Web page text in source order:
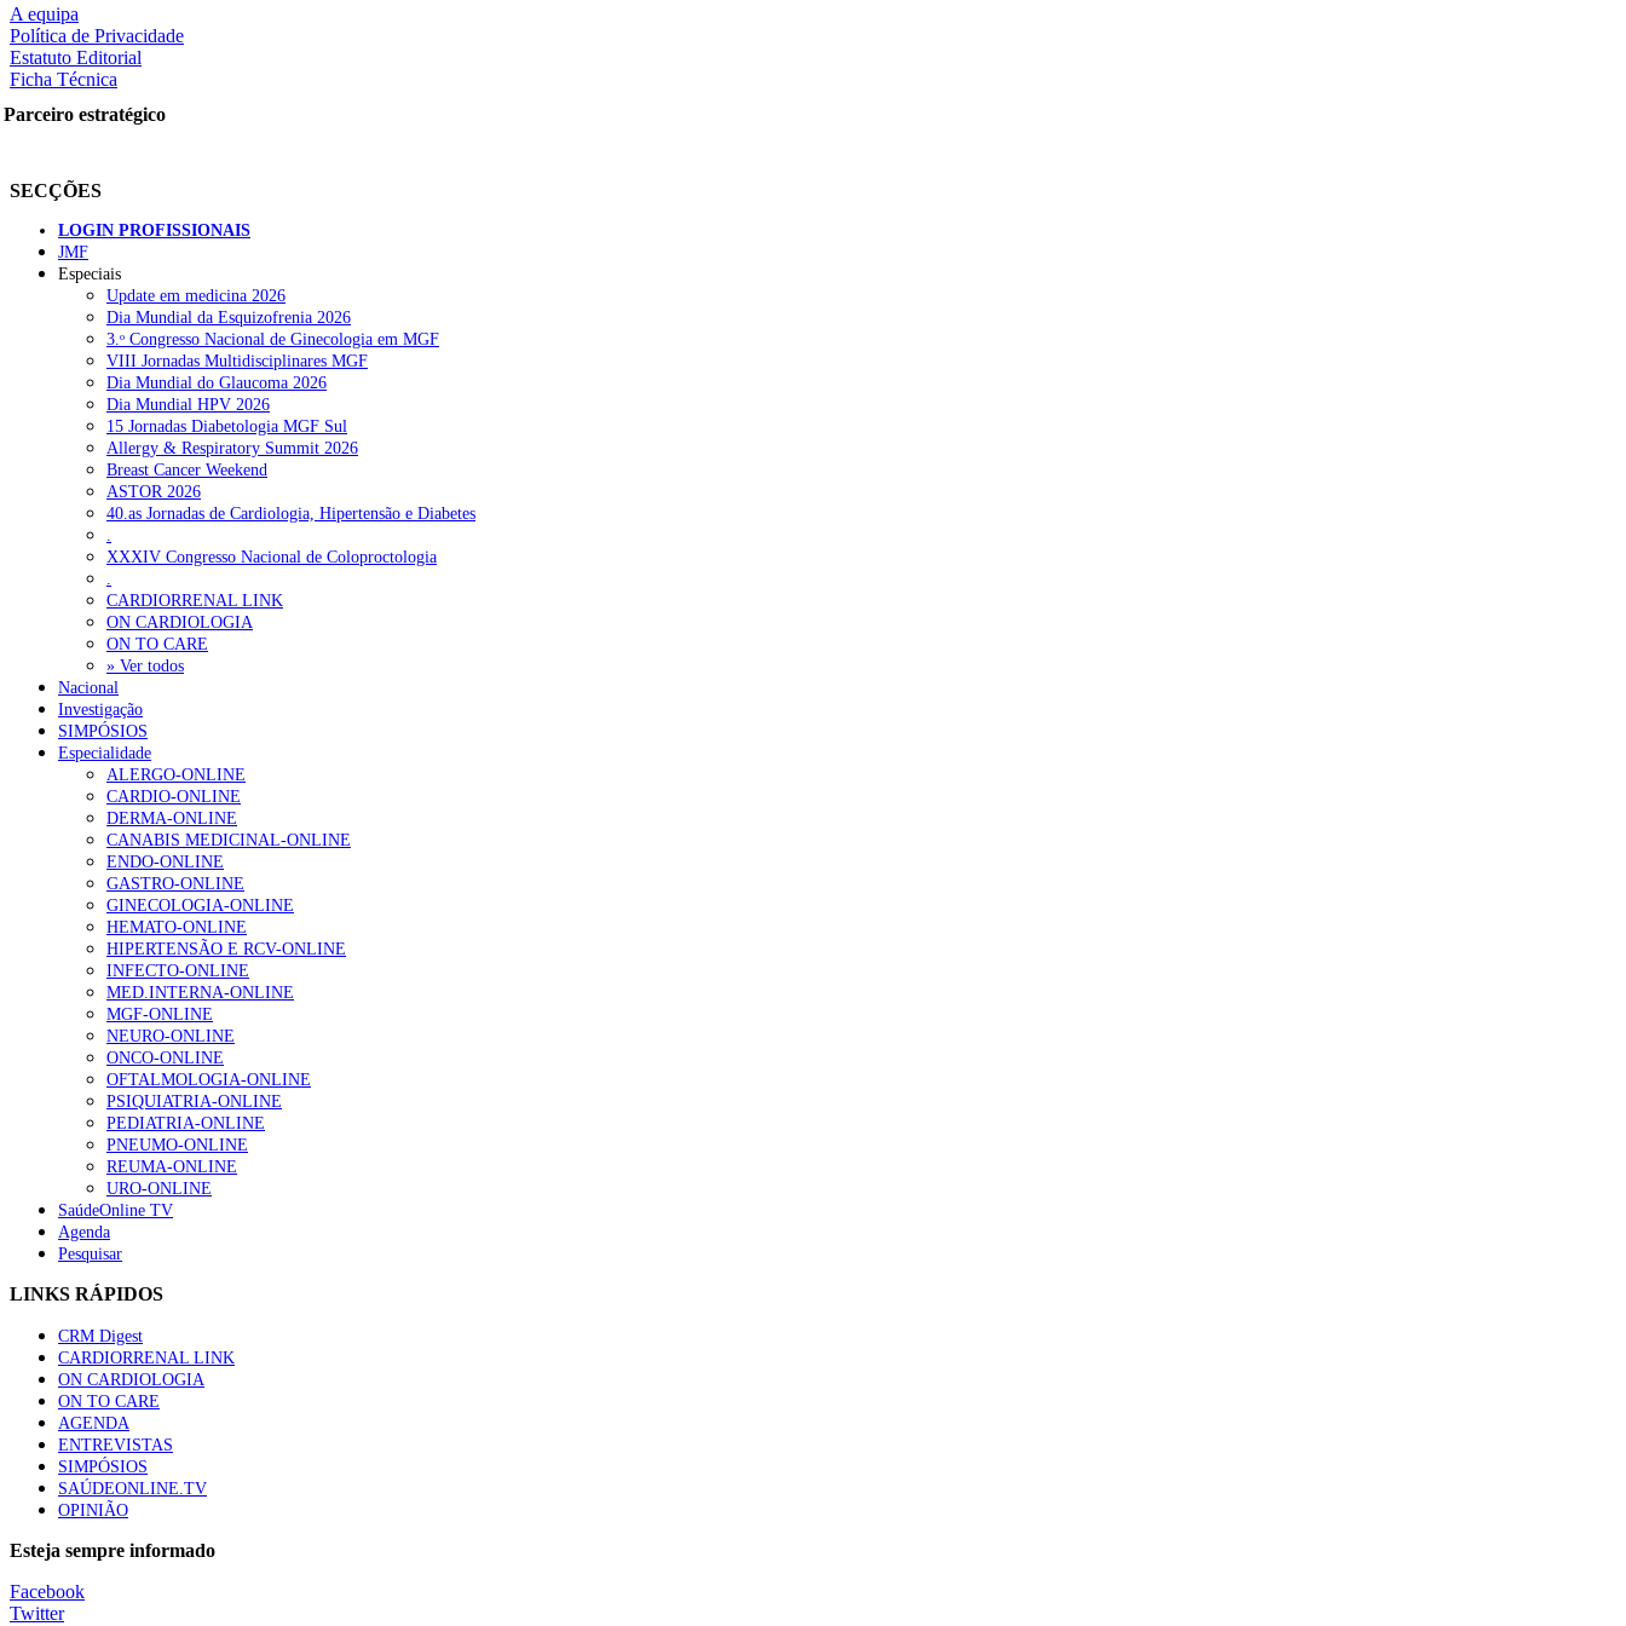
nas redes sociais:
RECENTES
Quase 11.900 jovens recorreram aos cheques psicólogo e nutricionista no primeiro mês
ULS de Coimbra estreia cirurgia endoscópica do ouvido com apoio robótico em Portugal
Enfermeiros exigem esclarecimentos sobre eventual gestão privada da ULS do Algarve
Ordem dos Médicos alerta para riscos no novo sistema de acesso a consultas e cirurgias
Portugal está a formar os médicos de que precisa?
MAIS LIDAS
Enfermagem Forense. “Da urgência ao tribunal, cada gesto conta e cada profissional faz a diferença”
203 visualizações
1.º Episódio do Podcast “Frequência Cardio – Sintoniza-te na Insuficiência Cardíaca” da Bayer
202 visualizações
Alguns milhares de utentes podem ficar sem médico de família com nova regras do registo, alerta associação
160 visualizações
“Os programas de rastreio do cancro do pulmão são custo-efetivos e representam um investimento sustentável para os sistemas de saúde”
94 visualizações
Quase quatro em cada dez doentes com enfarte apresentavam níveis elevados de Lp(a), revela estudo
88 visualizações
Trodelvy aprovado para primeira linha no cancro da mama triplo negativo metastático em doentes não elegíveis para inibidores PD-(L)1
61 visualizações
Enfermeiros exigem esclarecimentos sobre eventual gestão privada da ULS do Algarve
A equipa
Política de Privacidade
Estatuto Editorial
Ficha Técnica
Parceiro estratégico
SECÇÕES
LOGIN PROFISSIONAIS
JMF
Especiais
Update em medicina 2026
Dia Mundial da Esquizofrenia 2026
3.ᵒ Congresso Nacional de Ginecologia em MGF
VIII Jornadas Multidisciplinares MGF
Dia Mundial do Glaucoma 2026
Dia Mundial HPV 2026
15 Jornadas Diabetologia MGF Sul
Allergy & Respiratory Summit 2026
Breast Cancer Weekend
ASTOR 2026
40.as Jornadas de Cardiologia, Hipertensão e Diabetes
.
XXXIV Congresso Nacional de Coloproctologia
.
CARDIORRENAL LINK
ON CARDIOLOGIA
ON TO CARE
» Ver todos
Nacional
Investigação
SIMPÓSIOS
Especialidade
ALERGO-ONLINE
CARDIO-ONLINE
DERMA-ONLINE
CANABIS MEDICINAL-ONLINE
ENDO-ONLINE
GASTRO-ONLINE
GINECOLOGIA-ONLINE
HEMATO-ONLINE
HIPERTENSÃO E RCV-ONLINE
INFECTO-ONLINE
MED.INTERNA-ONLINE
MGF-ONLINE
NEURO-ONLINE
ONCO-ONLINE
OFTALMOLOGIA-ONLINE
PSIQUIATRIA-ONLINE
PEDIATRIA-ONLINE
PNEUMO-ONLINE
REUMA-ONLINE
URO-ONLINE
SaúdeOnline TV
Agenda
Pesquisar
LINKS RÁPIDOS
CRM Digest
CARDIORRENAL LINK
ON CARDIOLOGIA
ON TO CARE
AGENDA
ENTREVISTAS
SIMPÓSIOS
SAÚDEONLINE.TV
OPINIÃO
Esteja sempre informado
Facebook
Twitter